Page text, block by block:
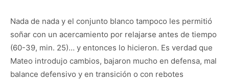
Nada de nada y el conjunto blanco tampoco les permitió
soñar con un acercamiento por relajarse antes de tiempo
(60-39, min. 25)… y entonces lo hicieron. Es verdad que
Mateo introdujo cambios, bajaron mucho en defensa, mal
balance defensivo y en transición o con rebotes